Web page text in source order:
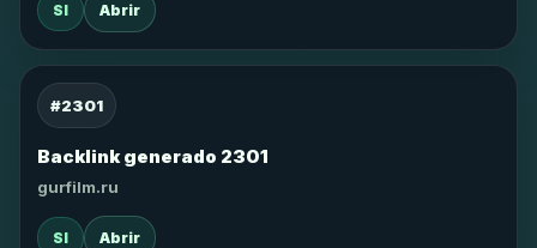
SI Abrir
#2301
Backlink generado 2301
gurfilm.ru
SI Abrir